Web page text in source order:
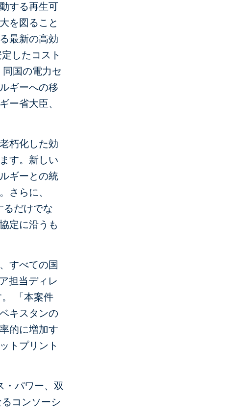
する再生可
を図ること
最新の高効
したコスト
国の電力セ
ギーへの移
ー省大臣、
朽化した効
す。新しい
ギーとの統
さらに、
るだけでな
定に沿うも
すべての国
担当ディレ
「本案件
キスタンの
的に増加す
トプリント
・パワー、双
コンソーシ